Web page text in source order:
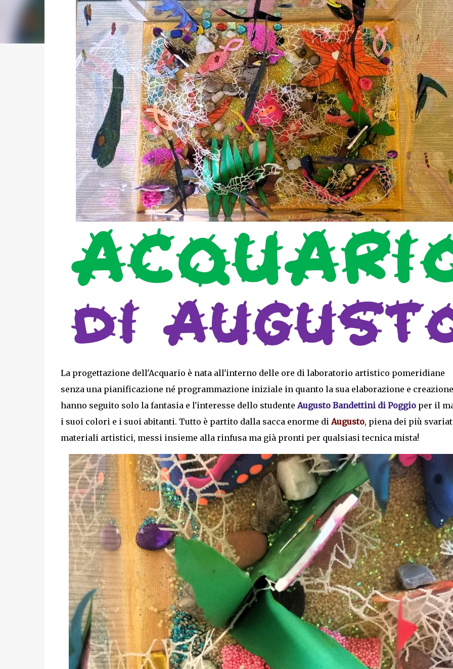
La progettazione dell'Acquario è nata all'interno delle ore di laboratorio artistico pomeridiane
senza una pianificazione né programmazione iniziale in quanto la sua elaborazione e creazione
hanno seguito solo la fantasia e l'interesse dello studente Augusto Bandettini di Poggioper il
i suoi colori e i suoi abitanti. Tutto è partito dalla sacca enorme di Augusto, piena dei più
materiali artistici, messi insieme alla rinfusa ma già pronti per qualsiasi tecnica mista!